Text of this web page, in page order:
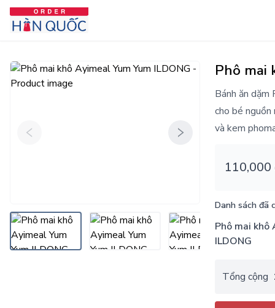
Phô mai
Bánh ăn dặm
cho bé
và kem
110,000
Danh sách đã
Phô mai khô Ayimeal Yum Yum
ILDONG
Tổng cộng